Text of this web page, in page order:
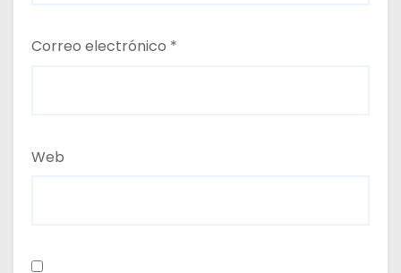
Correo electrónico *
Web